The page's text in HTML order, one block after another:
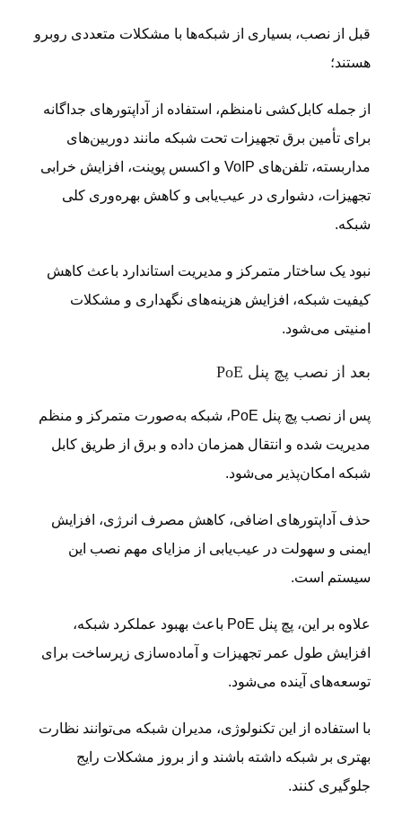
قبل از نصب، بسیاری از شبکه‌ها با مشکلات متعددی روبرو
هستند؛
از جمله کابل‌کشی نامنظم، استفاده از آداپتورهای جداگانه
برای تأمین برق تجهیزات تحت شبکه مانند دوربین‌های
مداربسته، تلفن‌های VoIP و اکسس پوینت، افزایش خرابی
تجهیزات، دشواری در عیب‌یابی و کاهش بهره‌وری کلی
شبکه.
نبود یک ساختار متمرکز و مدیریت استاندارد باعث کاهش
کیفیت شبکه، افزایش هزینه‌های نگهداری و مشکلات
امنیتی می‌شود.
بعد از نصب پچ پنل PoE
پس از نصب پچ پنل PoE، شبکه به‌صورت متمرکز و منظم
مدیریت شده و انتقال همزمان داده و برق از طریق کابل
شبکه امکان‌پذیر می‌شود.
حذف آداپتورهای اضافی، کاهش مصرف انرژی، افزایش
ایمنی و سهولت در عیب‌یابی از مزایای مهم نصب این
سیستم است.
علاوه بر این، پچ پنل PoE باعث بهبود عملکرد شبکه،
افزایش طول عمر تجهیزات و آماده‌سازی زیرساخت برای
توسعه‌های آینده می‌شود.
با استفاده از این تکنولوژی، مدیران شبکه می‌توانند نظارت
بهتری بر شبکه داشته باشند و از بروز مشکلات رایج
جلوگیری کنند.